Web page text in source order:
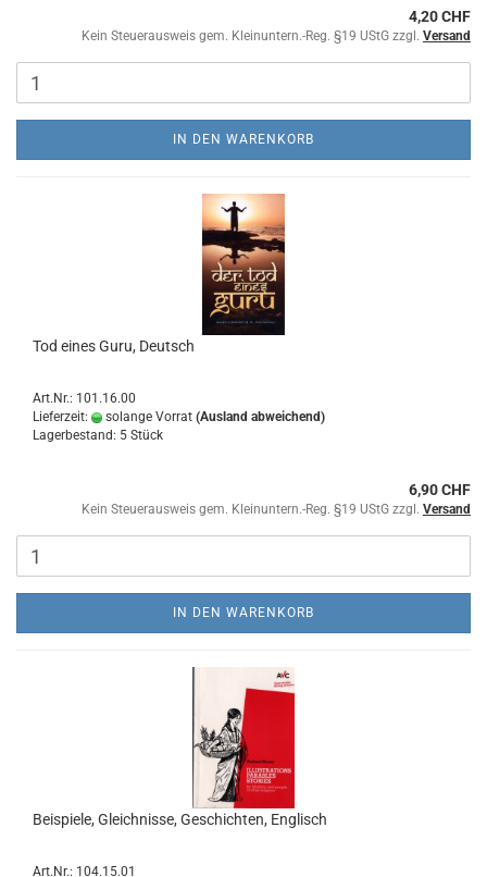
4,20 CHF
Kein Steuerausweis gem. Kleinuntern.-Reg. §19 UStG zzgl. Versand
IN DEN WARENKORB
Tod eines Guru, Deutsch
Art.Nr.: 101.16.00
Lieferzeit:
solange Vorrat (Ausland abweichend)
Lagerbestand: 5 Stück
6,90 CHF
Kein Steuerausweis gem. Kleinuntern.-Reg. §19 UStG zzgl. Versand
IN DEN WARENKORB
Beispiele, Gleichnisse, Geschichten, Englisch
Art.Nr.: 104.15.01